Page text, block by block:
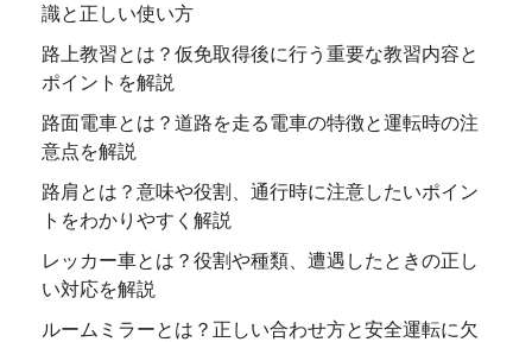
識と正しい使い方
路上教習とは？仮免取得後に行う重要な教習内容と
ポイントを解説
路面電車とは？道路を走る電車の特徴と運転時の注
意点を解説
路肩とは？意味や役割、通行時に注意したいポイン
トをわかりやすく解説
レッカー車とは？役割や種類、遭遇したときの正し
い対応を解説
ルームミラーとは？正しい合わせ方と安全運転に欠